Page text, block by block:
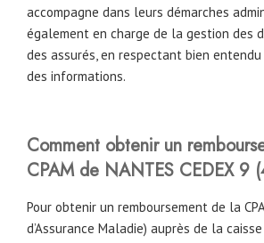
accompagne dans leurs démarches
également en charge de la gestion des
des assurés, en respectant bien
des informations.
Comment obtenir un
CPAM de NANTES CEDEX 9
Pour obtenir un remboursement de la
d’Assurance Maladie) auprès de la caisse